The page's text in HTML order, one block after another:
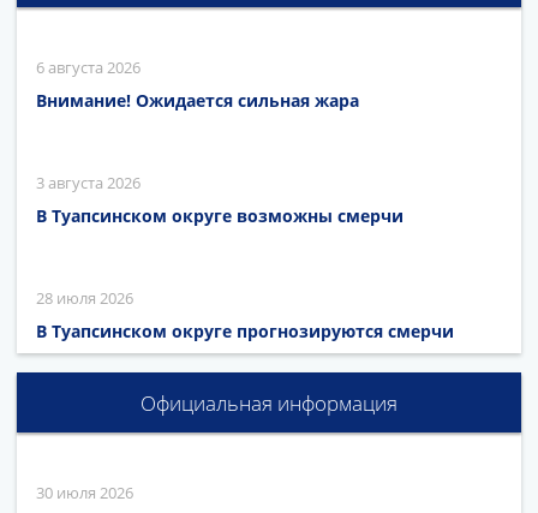
6 августа 2026
Внимание! Ожидается сильная жара
3 августа 2026
В Туапсинском округе возможны смерчи
28 июля 2026
В Туапсинском округе прогнозируются смерчи
Официальная информация
30 июля 2026